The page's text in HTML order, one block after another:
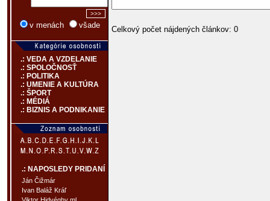
v menách všade
.: VEDA A VZDELANIE
.: SPOLOČNOSŤ
.: POLITIKA
.: UMENIE A KULTÚRA
.: ŠPORT
.: MÉDIÁ
.: BIZNIS A PODNIKANIE
.: NAPOSLEDY PRIDANÍ
Ján Čižmár
Ivan Baláž Kráľ
Celkový počet nájdených článkov: 0